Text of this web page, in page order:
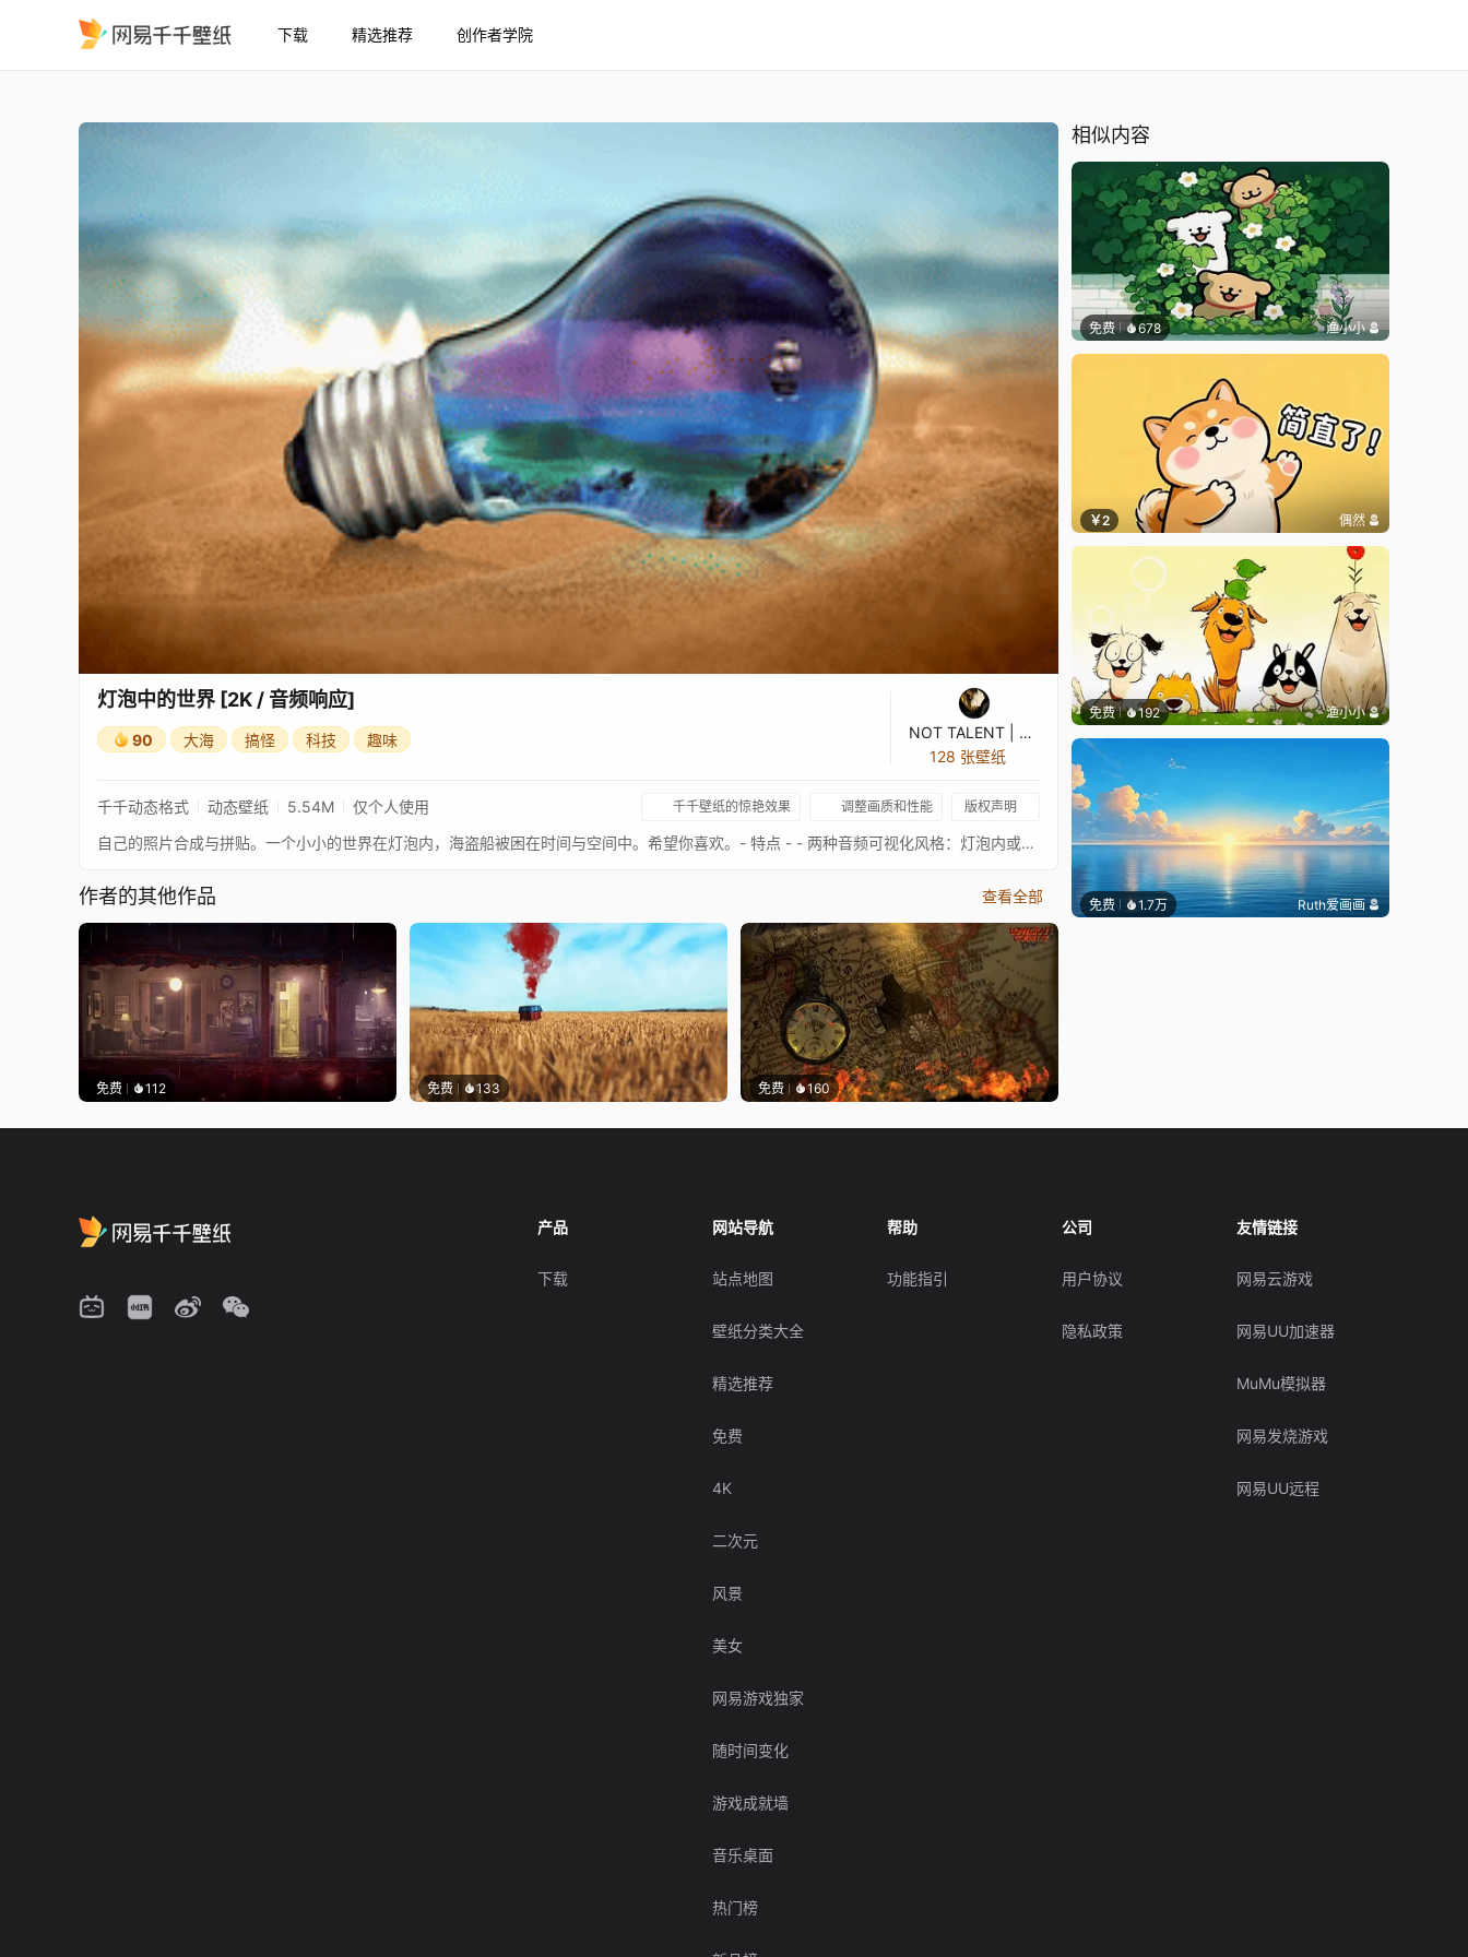
下载 精选推荐 创作者学院
灯泡中的世界 [2K / 音频响应]
90 大海 搞怪 科技 趣味
NOT TALENT | KirA
128 张壁纸
千千动态格式 动态壁纸 5.54M 仅个人使用 千千壁纸的惊艳效果 调整画质和性能 版权声明
自己的照片合成与拼贴。一个小小的世界在灯泡内，海盗船被困在时间与空间中。希望你喜欢。- 特点 - - 两种音频可视化风格：灯泡内或背景中 - 你可以更改关于雨、风暴和船的一些特性 - 还有关于灯光和焦点的其他选项可切换 - 暗角、VHS和扫描线效果也可以调整 祝你玩得开心！[www.paypal.com] [discord.gg]
作者的其他作品 查看全部
免费 112 免费 133 免费 160
相似内容
免费 678 渔小小
￥2 偶然
免费 192 渔小小
免费 1.7万 Ruth爱画画
产品
下载
网站导航
站点地图
壁纸分类大全
精选推荐
免费
4K
二次元
风景
美女
网易游戏独家
随时间变化
游戏成就墙
音乐桌面
热门榜
帮助
功能指引
公司
用户协议
隐私政策
友情链接
网易云游戏
网易UU加速器
MuMu模拟器
网易发烧游戏
网易UU远程